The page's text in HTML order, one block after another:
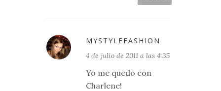
MYSTYLEFASHION
4 de julio de 2011 a las 4:35
Yo me quedo con
Charlene!